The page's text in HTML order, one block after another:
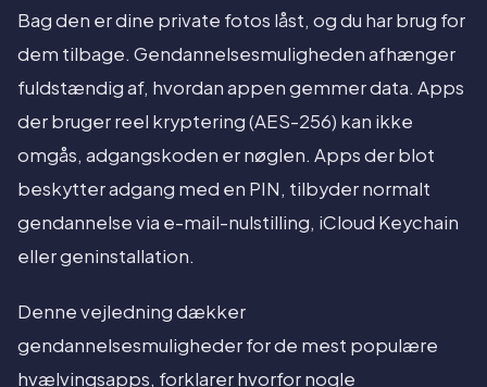
Bag den er dine private fotos låst, og du har brug for
dem tilbage. Gendannelsesmuligheden afhænger
fuldstændig af, hvordan appen gemmer data. Apps
der bruger reel kryptering (AES-256) kan ikke
omgås, adgangskoden er nøglen. Apps der blot
beskytter adgang med en PIN, tilbyder normalt
gendannelse via e-mail-nulstilling, iCloud Keychain
eller geninstallation.
Denne vejledning dækker
gendannelsesmuligheder for de mest populære
hvælvingsapps, forklarer hvorfor nogle